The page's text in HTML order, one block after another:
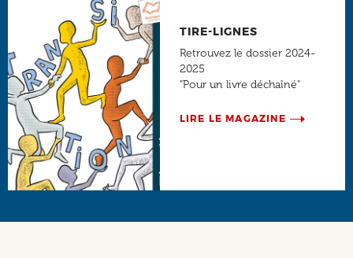
TIRE-LIGNES
Retrouvez le dossier 2024-
2025
"Pour un livre déchaîné"
LIRE LE MAGAZINE